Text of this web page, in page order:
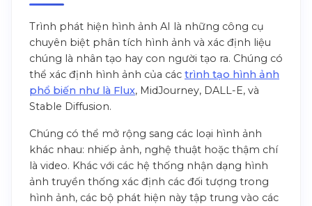
Trình phát hiện hình ảnh AI là những công cụ
chuyên biệt phân tích hình ảnh và xác định liệu
chúng là nhân tạo hay con người tạo ra. Chúng có
thể xác định hình ảnh của các trình tạo hình ảnh
phổ biến như là Flux, MidJourney, DALL-E, và
Stable Diffusion.
Chúng có thể mở rộng sang các loại hình ảnh
khác nhau: nhiếp ảnh, nghệ thuật hoặc thậm chí
là video. Khác với các hệ thống nhận dạng hình
ảnh truyền thống xác định các đối tượng trong
hình ảnh, các bộ phát hiện này tập trung vào các